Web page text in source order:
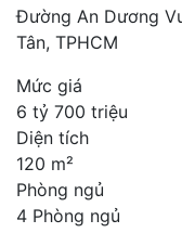
Đường An Dương
Tân, TPHCM
Mức giá
6 tỷ 700 triệu
Diện tích
120 m²
Phòng ngủ
4 Phòng ngủ